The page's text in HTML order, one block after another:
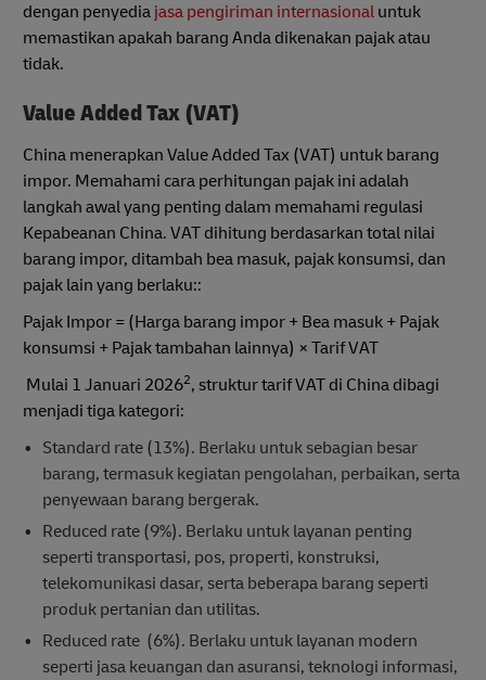
dengan penyedia jasa pengiriman internasional untuk
memastikan apakah barang Anda dikenakan pajak atau
tidak.
Value Added Tax (VAT)
China menerapkan Value Added Tax (VAT) untuk barang
impor. Memahami cara perhitungan pajak ini adalah
langkah awal yang penting dalam memahami regulasi
Kepabeanan China. VAT dihitung berdasarkan total nilai
barang impor, ditambah bea masuk, pajak konsumsi, dan
pajak lain yang berlaku::
Pajak Impor = (Harga barang impor + Bea masuk + Pajak
konsumsi + Pajak tambahan lainnya) × Tarif VAT
Mulai 1 Januari 20262, struktur tarif VAT di China dibagi
menjadi tiga kategori:
Standard rate (13%). Berlaku untuk sebagian besar
barang, termasuk kegiatan pengolahan, perbaikan, serta
penyewaan barang bergerak.
Reduced rate (9%). Berlaku untuk layanan penting
seperti transportasi, pos, properti, konstruksi,
telekomunikasi dasar, serta beberapa barang seperti
produk pertanian dan utilitas.
Reduced rate (6%). Berlaku untuk layanan modern
seperti jasa keuangan dan asuransi, teknologi informasi,